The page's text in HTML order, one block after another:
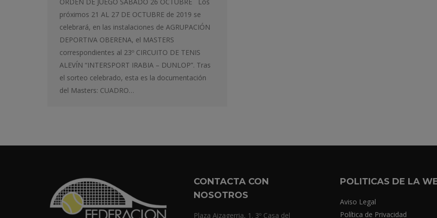
próximos 21 AL 27 DE OCTUBRE de 2019 se
celebrará, en las instalaciones de AGRUPACIÓN
DEPORTIVA OBERENA, el MASTERS
correspondientes al 23º CIRCUITO DE TENIS
ALEVÍN “INTERSPORT IRABIA – DUNLOP”. Tras
el sorteo celebrado, esta es la documentación
del Masters: CUADRO…
CONTACTA CON
NOSOTROS
Plaza Aizagerria, 1. 3º Casa del
POLITICAS DE LA
Aviso Legal
Política de Privacidad